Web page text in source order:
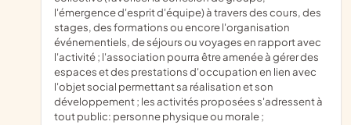
l'émergence d'esprit d'équipe) à travers des cours, des
stages, des formations ou encore l'organisation
événementiels, de séjours ou voyages en rapport avec
l'activité ; l'association pourra être amenée à gérer des
espaces et des prestations d'occupation en lien avec
l'objet social permettant sa réalisation et son
développement ; les activités proposées s'adressent à
tout public: personne physique ou morale ;